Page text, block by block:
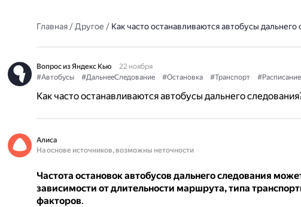
Главная/Другое / Как часто останавливаются автобусы дальнего
Вопрос из Яндекс Кью
22 ноября
#Автобусы
#ДальнееСледование #Остановка #Транспорт #Расписание
Как часто останавливаются автобусы дальнего
Алиса
На основе источников, возможны неточности
Частота остановок автобусов дальнего следования
зависимости от длительности маршрута, типа
факторов.